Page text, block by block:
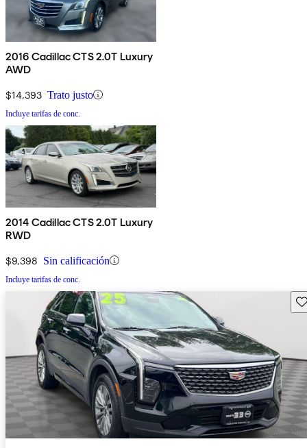
2016 Cadillac CTS 2.0T Luxury
AWD
$14,393 Trato justo
Incluye tarifas de conc.
2014 Cadillac CTS 2.0T Luxury
RWD
$9,398 Sin calificación
Incluye tarifas de conc.